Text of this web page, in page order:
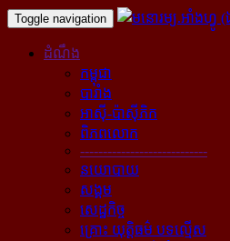
Toggle navigation
ដំណឹង
កម្ពុជា
បារាំង
អាស៊ី-ប៉ាស៊ីភិក
ពិភពលោក
----------------------------
នយោបាយ
សង្គម
សេដ្ឋកិច្ច
គ្រោះ យុត្តិធម៌ បទល្មើស